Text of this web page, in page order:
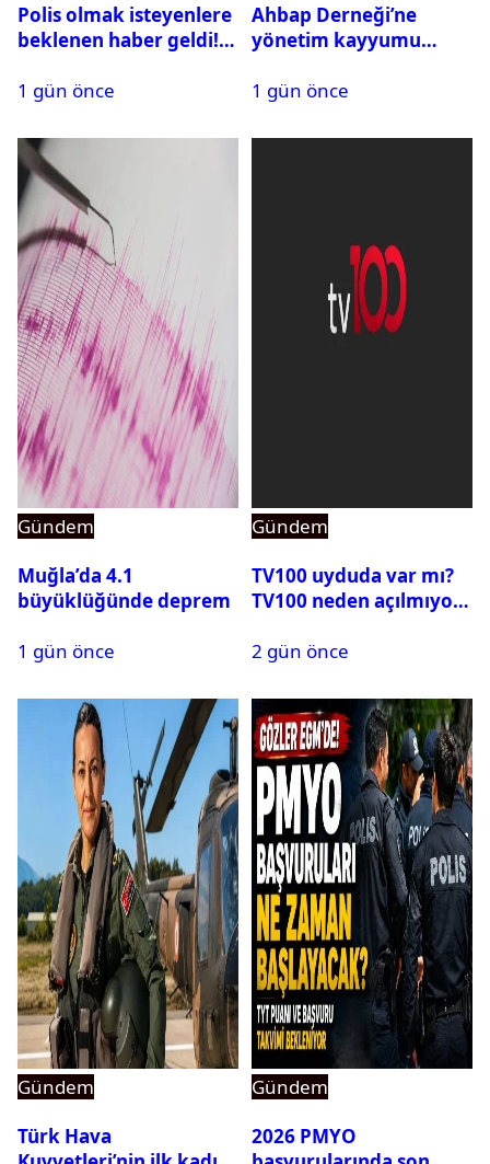
Polis olmak isteyenlere
beklenen haber geldi!
1 gün önce
Ahbap Derneği’ne
yönetim kayyumu
açıldı
1 gün önce
Gündem
Muğla’da 4.1
büyüklüğünde deprem
1 gün önce
Gündem
TV100 uyduda var mı?
TV100 neden açılmıyor?
2 gün önce
Gündem
Türk Hava
Gündem
2026 PMYO